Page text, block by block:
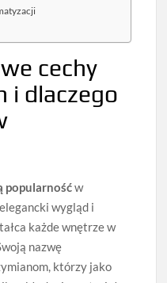
cechy
i dlaczego
popularnośćw
wygląd i
każde wnętrze w
nazwę
którzy jako